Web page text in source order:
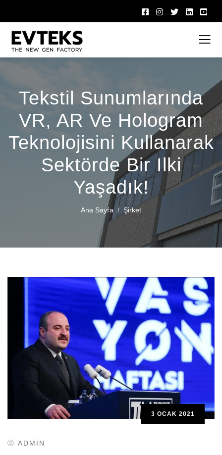
Tekstil Sunumlarında
VR, AR Ve Hologram
Teknolojisini Kullanarak
Sektörde Bir Ilki
Yaşadık!
Ana Sayfa Şirket
3 OCAK 2021
ADMIN